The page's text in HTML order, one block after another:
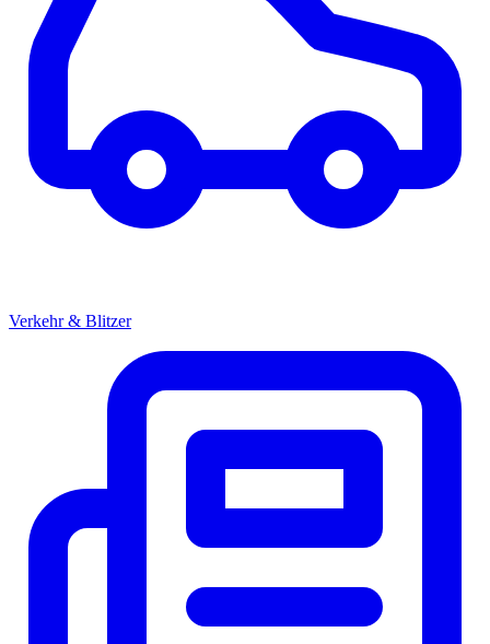
Verkehr & Blitzer